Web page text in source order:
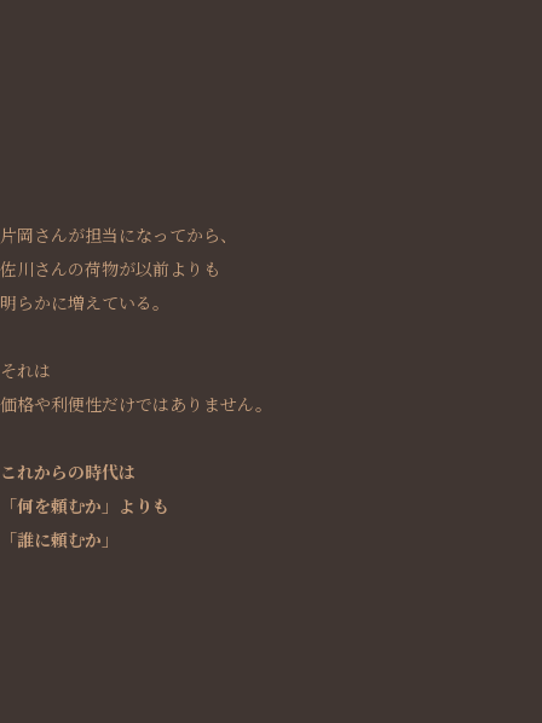
片岡さんが担当になってから、
佐川さんの荷物が以前よりも
明らかに増えている。
それは
価格や利便性だけではありません。
これからの時代は
「何を頼むか」よりも
「誰に頼むか」